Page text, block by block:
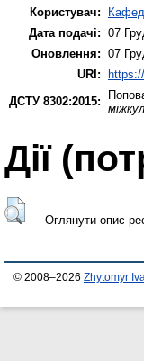
Користувач:
Дата подачі: 07
Оновлення: 07
URI:
ДСТУ 8302:2015:
Дії
Оглянути опис
© 2008–2026 Zhytomyr